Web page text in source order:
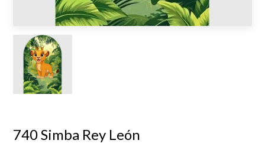
740 Simba Rey León